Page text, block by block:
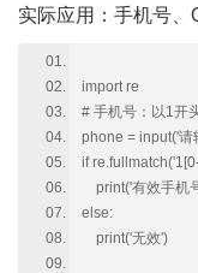
实际应用：手机号、
import re
# 手机号：以1开
phone = input('请
if
print('有效手机
else:
print('无效')